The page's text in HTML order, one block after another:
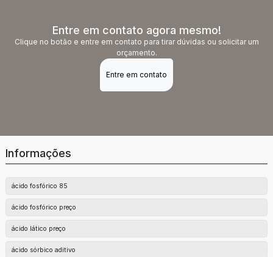
Entre em contato agora mesmo!
Clique no botão e entre em contato para tirar dúvidas ou solicitar um
orçamento.
Entre em contato
Informações
ácido fosfórico 85
ácido fosfórico preço
ácido lático preço
ácido sórbico aditivo